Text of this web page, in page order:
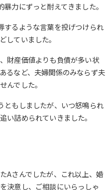
力にずっと耐えてきました。
するような言葉を投げつけられ
していました。
財産価値よりも負債が多い状
るなど、夫婦関係のみならず夫
んでした。
ともしましたが、いつ怒鳴られ
い詰められていきました。
Aさんでしたが、これ以上、婚
決意し、ご相談にいらっしゃ